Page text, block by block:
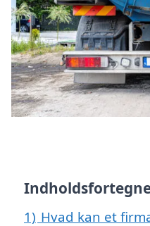
1) Hvad kan et